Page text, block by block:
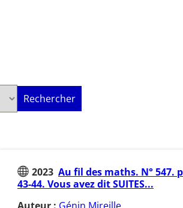
Rechercher
2023 Au fil des maths. N° 547.
43-44. Vous avez dit SUITES...